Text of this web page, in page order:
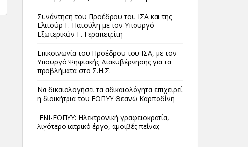
Συνάντηση του Προέδρου του ΙΣΑ και της
Ελιτούρ Γ. Πατούλη με τον Υπουργό
Εξωτερικών Γ. Γεραπετρίτη
Επικοινωνία του Προέδρου του ΙΣΑ, με τον
Υπουργό Ψηφιακής Διακυβέρνησης για τα
προβλήματα στο Σ.Η.Σ.
Να δικαιολογήσει τα αδικαιολόγητα επιχειρεί
η διοικήτρια του ΕΟΠΥΥ Θεανώ Καρποδίνη
ΕΝΙ-ΕΟΠΥΥ: Ηλεκτρονική γραφειοκρατία,
λιγότερο ιατρικό έργο, αμοιβές πείνας